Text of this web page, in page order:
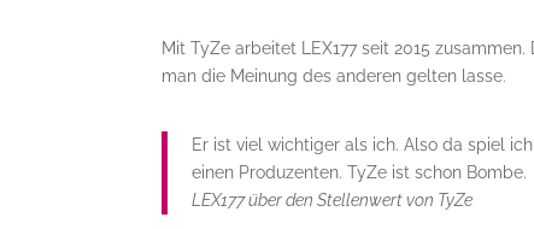
Mit TyZe arbeitet LEX177 seit 2015
man die Meinung des anderen gelten lasse.
Er ist viel wichtiger als ich. Also da spiel
einen Produzenten. TyZe ist schon Bombe.
LEX177 über den Stellenwert von TyZe